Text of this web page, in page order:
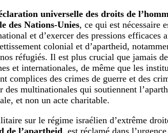
universelle des droits de
des Nations-Unies, ce qui est nécessaire
et d’exercer des pressions efficaces
colonial et d’apartheid,
réfugiés. Il est plus crucial que jamais
et internationales, de même que les
complices des crimes de guerre et des
des multinationales qui soutiennent
et non un acte charitable.
sur le régime israélien d’extrême